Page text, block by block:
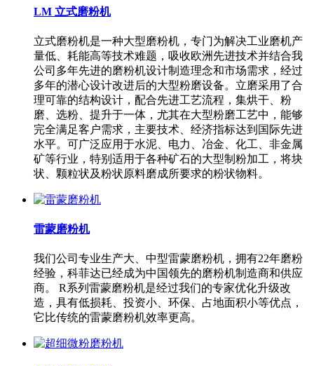
LM 立式磨粉机
立式磨粉机是一种大型磨粉机，专门为解决工业磨机产
量低、耗能高等技术难题，吸收欧洲先进技术并结合我
公司多年先进的磨粉机设计制造理念和市场需求，经过
多年的潜心设计改进后的大型粉磨设备。立磨采用了合
理可靠的结构设计，配合先进工艺流程，集烘干、粉
磨、选粉、提升于一体，尤其在大型粉磨工艺中，能够
完全满足客户需求，主要技术、经济指标达到国际先进
水平。可广泛应用于水泥、电力、冶金、化工、非金属
矿等行业，特别适用于各种矿石的大型制粉加工，将块
状、颗粒状及粉状原料磨成所要求的粉状物料。
雷蒙磨粉机
我们公司专业生产大、中型雷蒙磨粉机，拥有22年磨粉
经验，科菲达已经成为中国领先的磨粉机制造商和供应
商。 R系列雷蒙磨粉机是经过我们的专家优化升级改
造，具有低损耗、投资小、环保、占地面积小等优点，
它比传统的雷蒙磨粉机效率更高。